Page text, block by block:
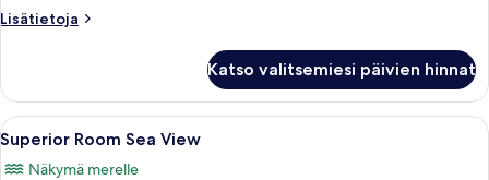
Lisätietoja
Lisätietoja
Pool
Access
Katso valitsemiesi päivien hinnat
Avaa
kaikki
Moderni hotellihuone, jossa on
5
Superior Room Sea View
Näkymä merelle